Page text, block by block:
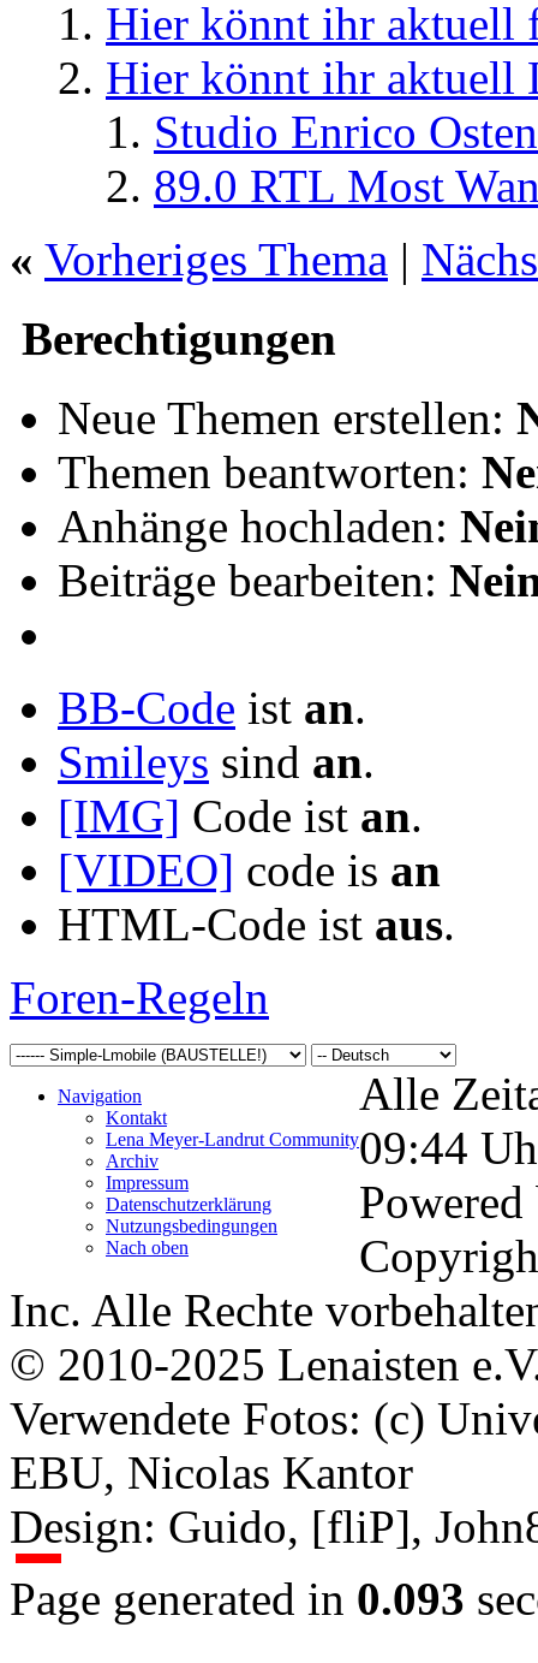
Hier könnt ihr aktuell
Hier könnt ihr aktuell
Studio Enrico
89.0 RTL Most
« Vorheriges Thema |
Berechtigungen
Neue Themen erstellen:
Themen beantworten:
Anhänge hochladen:
Beiträge bearbeiten:
BB-Code ist an.
Smileys sind an.
[IMG] Code ist an.
[VIDEO] code is an
HTML-Code ist aus.
Foren-Regeln
Navigation
Kontakt
Lena Meyer-Landrut Community
Archiv
Impressum
Datenschutzerklärung
Nutzungsbedingungen
Nach oben
Alle
09:44
Inc. Alle Rechte
© 2010-2025 Lenaisten
Verwendete Fotos: (c)
EBU, Nicolas Kantor
Design: Guido, [fliP],
Page generated in 0.093